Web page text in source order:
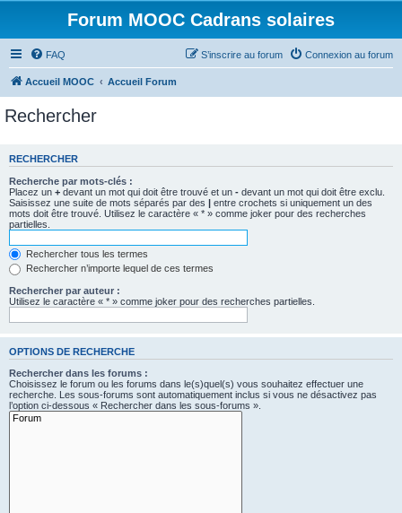
Forum MOOC Cadrans solaires
FAQ Connexion au forum
S’inscrire au forum
Accueil MOOC Accueil Forum
Rechercher
RECHERCHER
Recherche par mots-clés :
Placez un + devant un mot qui doit être trouvé et un - devant un mot qui doit être exclu.
Saisissez une suite de mots séparés par des | entre crochets si uniquement un des
mots doit être trouvé. Utilisez le caractère « * » comme joker pour des recherches
partielles.
Rechercher tous les termes
Rechercher n’importe lequel de ces termes
Rechercher par auteur :
Utilisez le caractère « * » comme joker pour des recherches partielles.
OPTIONS DE RECHERCHE
Rechercher dans les forums :
Choisissez le forum ou les forums dans le(s)quel(s) vous souhaitez effectuer une
recherche. Les sous-forums sont automatiquement inclus si vous ne désactivez pas
l’option ci-dessous « Rechercher dans les sous-forums ».